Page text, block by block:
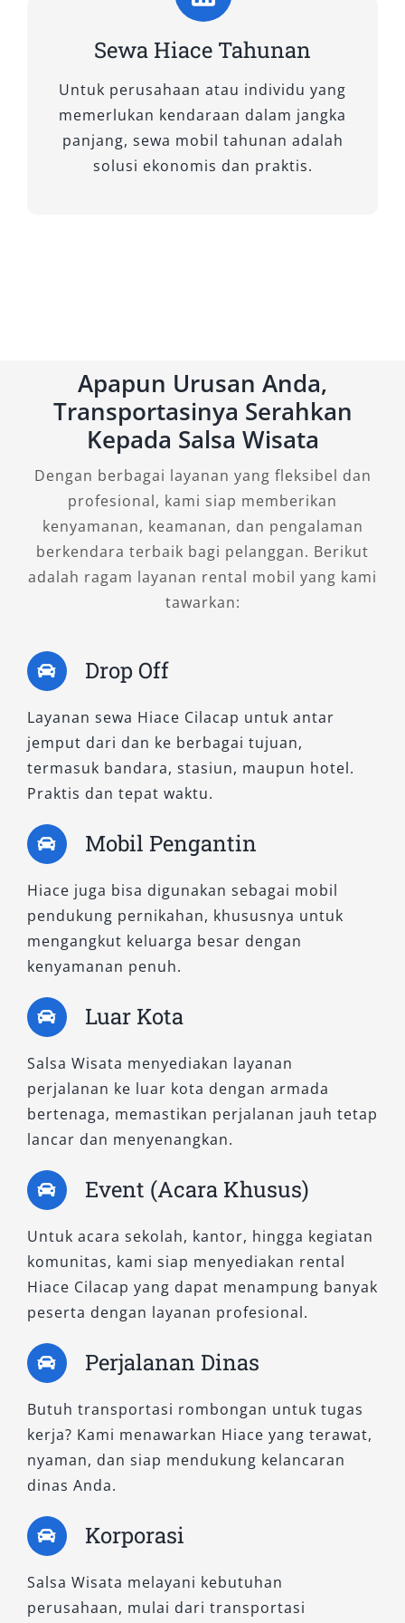
Sewa Hiace Tahunan
Untuk perusahaan atau individu yang
memerlukan kendaraan dalam jangka
panjang, sewa mobil tahunan adalah
solusi ekonomis dan praktis.
Apapun Urusan Anda,
Transportasinya Serahkan
Kepada Salsa Wisata
Dengan berbagai layanan yang fleksibel dan
profesional, kami siap memberikan
kenyamanan, keamanan, dan pengalaman
berkendara terbaik bagi pelanggan. Berikut
adalah ragam layanan rental mobil yang kami
tawarkan:
Drop Off
Layanan sewa Hiace Cilacap untuk antar
jemput dari dan ke berbagai tujuan,
termasuk bandara, stasiun, maupun hotel.
Praktis dan tepat waktu.
Mobil Pengantin
Hiace juga bisa digunakan sebagai mobil
pendukung pernikahan, khususnya untuk
mengangkut keluarga besar dengan
kenyamanan penuh.
Luar Kota
Salsa Wisata menyediakan layanan
perjalanan ke luar kota dengan armada
bertenaga, memastikan perjalanan jauh tetap
lancar dan menyenangkan.
Event (Acara Khusus)
Untuk acara sekolah, kantor, hingga kegiatan
komunitas, kami siap menyediakan rental
Hiace Cilacap yang dapat menampung banyak
peserta dengan layanan profesional.
Perjalanan Dinas
Butuh transportasi rombongan untuk tugas
kerja? Kami menawarkan Hiace yang terawat,
nyaman, dan siap mendukung kelancaran
dinas Anda.
Korporasi
Salsa Wisata melayani kebutuhan
perusahaan, mulai dari transportasi